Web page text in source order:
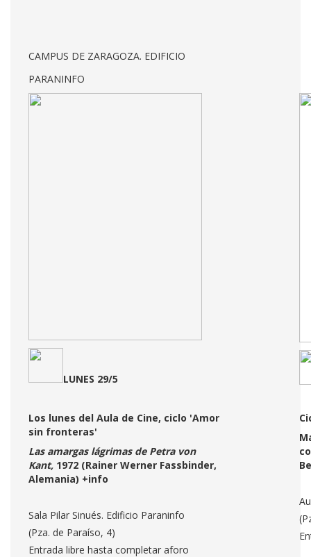
CAMPUS DE ZARAGOZA. EDIFICIO
PARANINFO
LUNES 29/5
Los lunes del Aula de Cine, ciclo 'Amor
sin fronteras'
Las amargas lágrimas de Petra von
Kant, 1972 (Rainer Werner Fassbinder,
Alemania) +info
Sala Pilar Sinués. Edificio Paraninfo
(Pza. de Paraíso, 4)
Entrada libre hasta completar aforo